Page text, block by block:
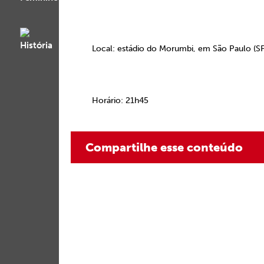
Local: estádio do Morumbi, em São Paulo
Horário: 21h45
Compartilhe esse conteúdo